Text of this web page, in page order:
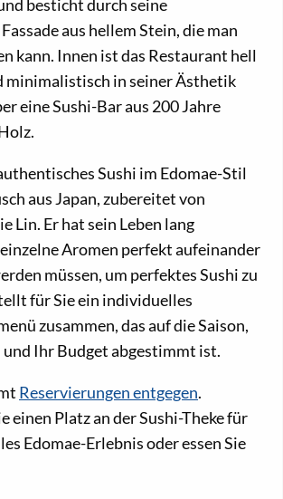
besticht durch seine
aus hellem Stein, die man
kann. Innen ist das Restaurant hell
minimalistisch in seiner Ästhetik
eine Sushi-Bar aus 200 Jahre
Sushi im Edomae-Stil
aus Japan, zubereitet von
Lin. Er hat sein Leben lang
Aromen perfekt aufeinander
müssen, um perfektes Sushi zu
für Sie ein individuelles
zusammen, das auf die Saison,
Ihr Budget abgestimmt ist.
Reservierungen entgegen.
einen Platz an der Sushi-Theke für
Edomae-Erlebnis oder essen Sie